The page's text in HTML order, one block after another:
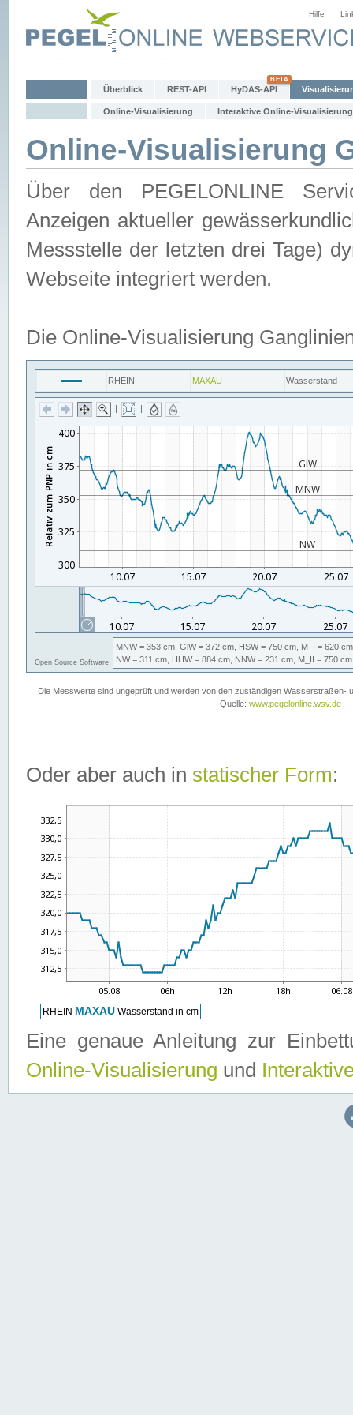
Hilfe
Überblick REST-API HyDAS-API
Online-Visualisierung Interaktive Online-Visualisierung
Online-Visualisierung
Über den PEGELONLINE
Anzeigen aktueller
Messstelle der letzten drei Tage)
Webseite integriert werden.
Die Online-Visualisierung
Oder aber auch in statischer Form:
Eine genaue Anleitung zur
Online-Visualisierung und